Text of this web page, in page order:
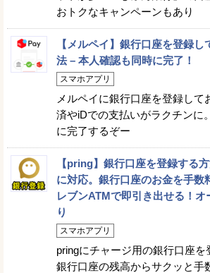
おトクなキャンペーンもあり
【メルペイ】銀行口座を登録
法 – 本人確認も同時に完了！
スマホアプリ
メルペイに銀行口座を登録して
済やiDでの支払いがラクチンに
に完了するぞー
【pring】銀行口座を登録する
に対応。銀行口座のお金を手数
レブンATMで即引き出せる！オ
り
スマホアプリ
pringにチャージ用の銀行口座を
銀行口座の残高からサクッと手